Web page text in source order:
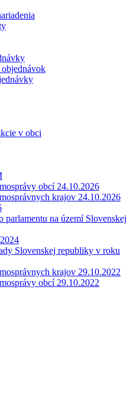
v obci
obcí 24.10.2026
krajov 24.10.2026
na území Slovenskej
Slovenskej republiky v roku
krajov 29.10.2022
obcí 29.10.2022